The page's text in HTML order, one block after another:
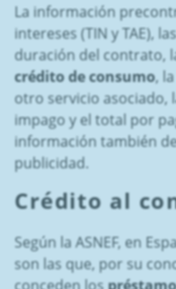
La información
intereses (TIN y TAE),
duración del contrato,
crédito de consumo,
otro servicio asociado,
impago y el total por
información también
publicidad.
Crédito al
Según la ASNEF, en
son las que, por su